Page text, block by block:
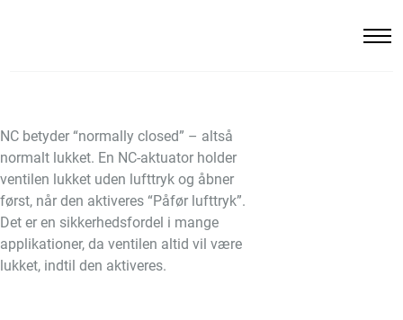
NC betyder “normally closed” – altså
normalt lukket. En NC-aktuator holder
ventilen lukket uden lufttryk og åbner
først, når den aktiveres “Påfør lufttryk”.
Det er en sikkerhedsfordel i mange
applikationer, da ventilen altid vil være
lukket, indtil den aktiveres.